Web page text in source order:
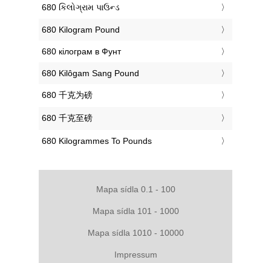
‎680 કિલોગ્રામ પાઉન્ડ
‎680 Kilogram Pound
‎680 кілограм в Фунт
‎680 Kilôgam Sang Pound
‎680 千克为磅
‎680 千克至磅
‎680 Kilogrammes To Pounds
Mapa sídla 0.1 - 100
Mapa sídla 101 - 1000
Mapa sídla 1010 - 10000
Impressum